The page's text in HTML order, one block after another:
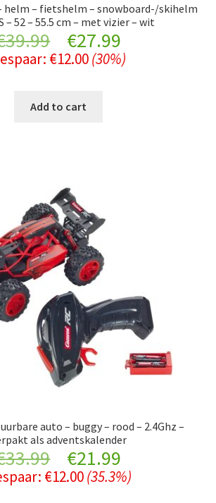
helm – fietshelm – snowboard-/skihelm
– 52 – 55.5 cm – met vizier – wit
39.99
Original
price
was:
€27.99Current
price
€12.00(30%)
Add to cart
auto – buggy – rood – 2.4Ghz –
als adventskalender
33.99
Original
price
€21.99Current
price
€12.00 (35.3%)